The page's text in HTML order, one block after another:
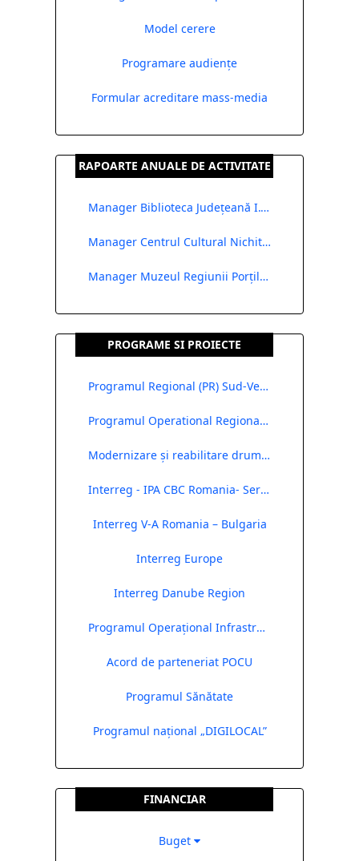
Model cerere
Programare audiențe
Formular acreditare mass-media
RAPOARTE ANUALE DE ACTIVITATE
Manager Biblioteca Județeană I.G. Bibicescu
Manager Centrul Cultural Nichita Stănescu
Manager Muzeul Regiunii Porților de Fier
PROGRAME SI PROIECTE
Programul Regional (PR) Sud-Vest Oltenia 2021-2027
Programul Operational Regional 2014- 2020
Modernizare și reabilitare drumuri județene
Interreg - IPA CBC Romania- Serbia
Interreg V-A Romania – Bulgaria
Interreg Europe
Interreg Danube Region
Programul Operațional Infrastructura Mare ( POIM)
Acord de parteneriat POCU
Programul Sănătate
Programul național „DIGILOCAL”
FINANCIAR
Buget